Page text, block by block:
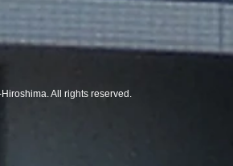
All rights reserved.